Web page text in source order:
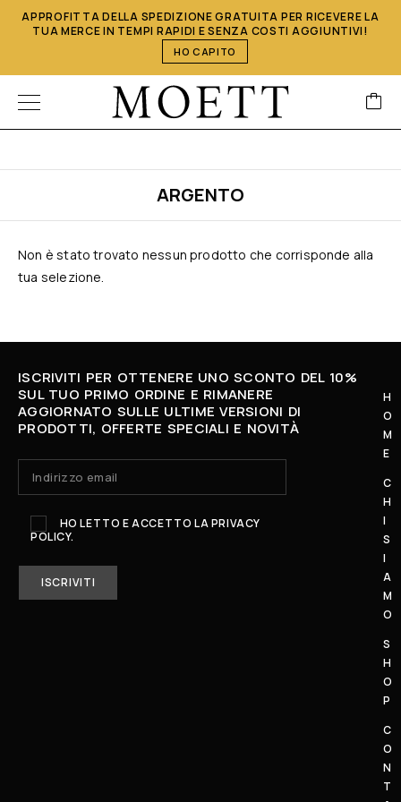
APPROFITTA DELLA SPEDIZIONE GRATUITA PER RICEVERE LA
TUA MERCE IN TEMPI RAPIDI E SENZA COSTI AGGIUNTIVI!
HO CAPITO
ARGENTO
Non è stato trovato nessun prodotto che corrisponde alla
tua selezione.
ISCRIVITI PER OTTENERE UNO SCONTO DEL 10%
SUL TUO PRIMO ORDINE E RIMANERE
AGGIORNATO SULLE ULTIME VERSIONI DI
PRODOTTI, OFFERTE SPECIALI E NOVITÀ
HO LETTO E ACCETTO LAPRIVACY
POLICY.
H
O
M
E
C
H
I
S
I
A
M
O
S
H
O
P
C
O
N
T
U
D
Ì
-
S
A
A
T
O
1
0
–